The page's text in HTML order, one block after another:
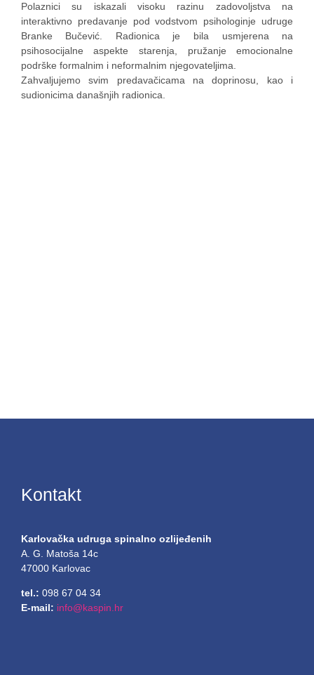
Polaznici su iskazali visoku razinu zadovoljstva na
interaktivno predavanje pod vodstvom psihologinje udruge
Branke Bučević. Radionica je bila usmjerena na
psihosocijalne aspekte starenja, pružanje emocionalne
podrške formalnim i neformalnim njegovateljima.
Zahvaljujemo svim predavačicama na doprinosu, kao i
sudionicima današnjih radionica.
Kontakt
Karlovačka udruga spinalno ozlijeđenih
A. G. Matoša 14c
47000 Karlovac
tel.: 098 67 04 34
E-mail: info@kaspin.hr